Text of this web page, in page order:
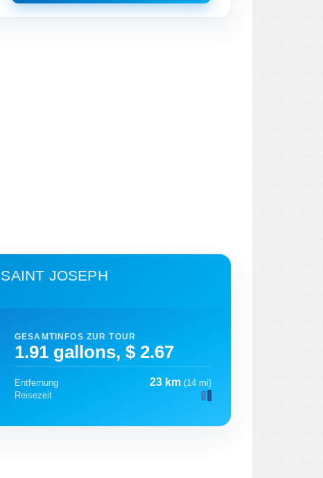
JOSEPH
GESAMTINFOS ZUR TOUR
1.91 gallons, $ 2.67
Entfernung 23 km (14 mi)
Reisezeit